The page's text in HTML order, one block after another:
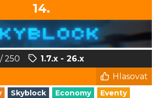
14.
/ 250
1.7.x - 26.x
Hlasovat
Skyblock Economy Eventy